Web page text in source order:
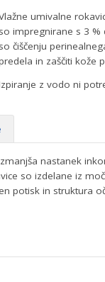
umivalne
so impregnirane s 3
so čiščenju
in zaščiti kože
z vodo ni
nastanek
so izdelane iz
potisk in struktura